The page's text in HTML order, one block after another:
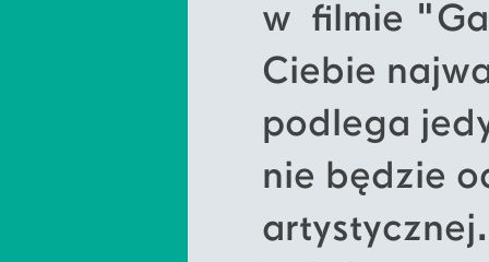
w filmie
Ciebie
podlega
nie będzie
artystycznej.